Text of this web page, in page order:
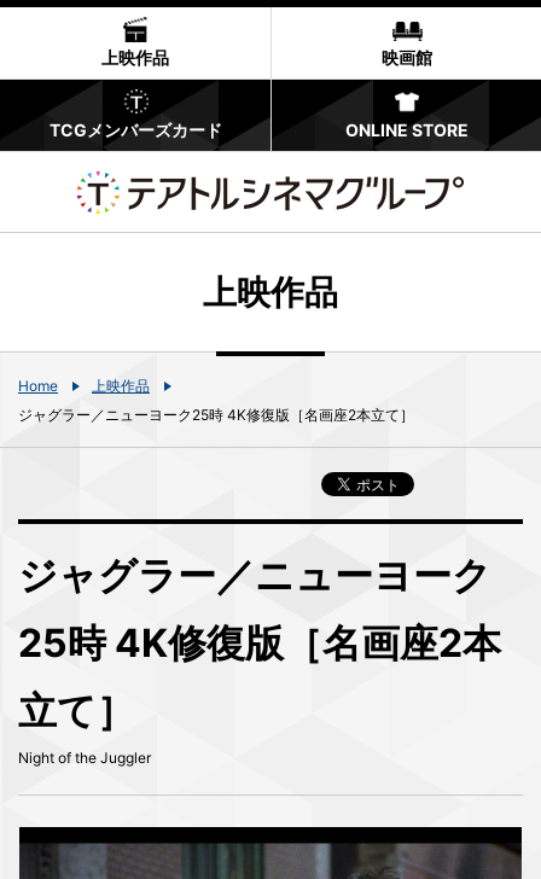
上映作品 映画館
TCGメンバーズカード ONLINE STORE
上映作品
Home
上映作品
ジャグラー／ニューヨーク25時 4K修復版［名画座2本立て］
ジャグラー／ニューヨーク
25時 4K修復版［名画座2本
立て］
Night of the Juggler